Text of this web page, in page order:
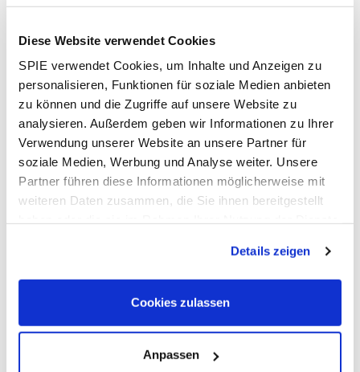
Diese Website verwendet Cookies
SPIE verwendet Cookies, um Inhalte und Anzeigen zu
personalisieren, Funktionen für soziale Medien anbieten
zu können und die Zugriffe auf unsere Website zu
analysieren. Außerdem geben wir Informationen zu Ihrer
Verwendung unserer Website an unsere Partner für
soziale Medien, Werbung und Analyse weiter. Unsere
Partner führen diese Informationen möglicherweise mit
weiteren Daten zusammen, die Sie ihnen bereitgestellt
Verarbeitung Ihrer Daten in den USA ein. Alle weiteren
Informationen zu Cookies finden Sie in unseren
Datenschutzhinweisen.
Details zeigen
Cookies zulassen
Anpassen
Bereichen EMSR und Automatisierung unter der Marke
Der endgültige Abschluss der Transaktion wird
voraussichtlich im Mai 2019 erfolgen und steht unter dem
Vorbehalt der Freigabe durch die Kartellbehörden.
Downloads